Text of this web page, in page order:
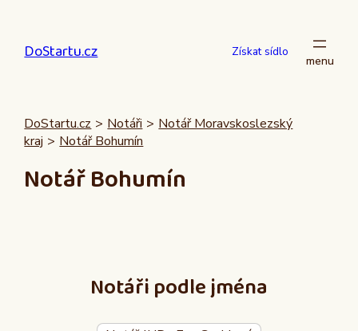
obsah
DoStartu.cz Získat sídlo
DoStartu.cz > Notáři > Notář Moravskoslezský
kraj > Notář Bohumín
Notář Bohumín
Notáři podle jména